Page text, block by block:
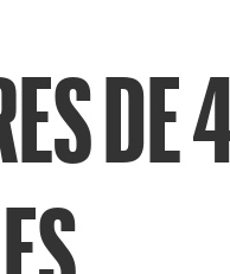
DE